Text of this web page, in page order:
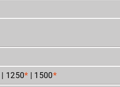
| 1250* | 1500*